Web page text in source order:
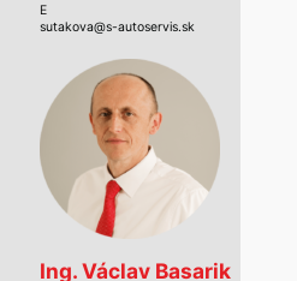
E
sutakova@s-autoservis.sk
Ing. Václav Basarik